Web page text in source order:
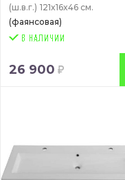
(ш.в.г.) 121x16x46 см.
(фаянсовая)
26 900